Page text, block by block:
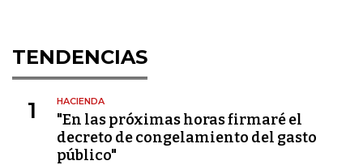
TENDENCIAS
1 HACIENDA
"En las próximas horas firmaré el
decreto de congelamiento del gasto
público"